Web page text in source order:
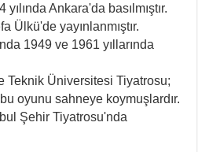
Ankara'da basılmıştır.
Ülkü'de yayınlanmıştır.
1949 ve 1961 yıllarında
Teknik Üniversitesi Tiyatrosu;
oyunu sahneye koymuşlardır.
Şehir Tiyatrosu'nda